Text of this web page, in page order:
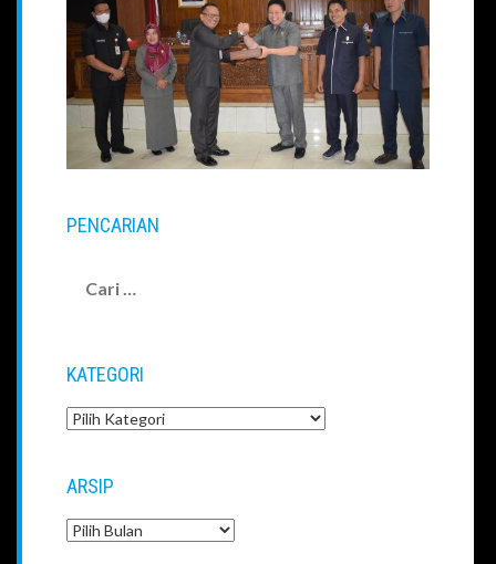
PENCARIAN
untuk:
KATEGORI
Kategori
ARSIP
Arsip